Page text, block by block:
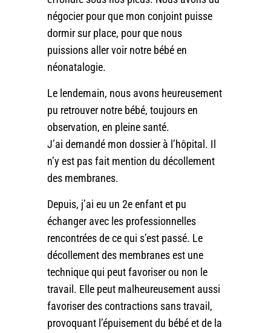
négocier pour que mon conjoint puisse
dormir sur place, pour que nous
puissions aller voir notre bébé en
néonatalogie.
Le lendemain, nous avons heureusement
pu retrouver notre bébé, toujours en
observation, en pleine santé.
J’ai demandé mon dossier à l’hôpital. Il
n’y est pas fait mention du décollement
des membranes.
Depuis, j’ai eu un 2e enfant et pu
échanger avec les professionnelles
rencontrées de ce qui s’est passé. Le
décollement des membranes est une
technique qui peut favoriser ou non le
travail. Elle peut malheureusement aussi
favoriser des contractions sans travail,
provoquant l’épuisement du bébé et de la